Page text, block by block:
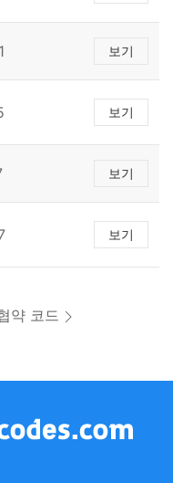
보기
보기
보기
보기
약 코드